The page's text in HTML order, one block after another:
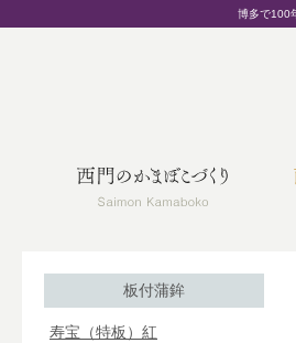
博多で100
板付蒲鉾
寿宝（特板）紅